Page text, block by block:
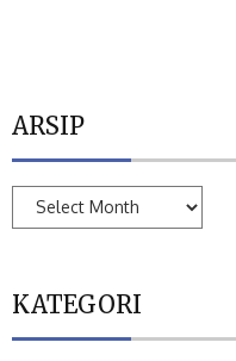
ARSIP
ARSIP
KATEGORI